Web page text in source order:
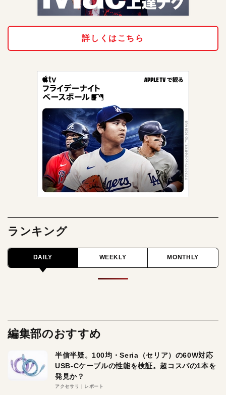
詳しくはこちら
ランキング
DAILY WEEKLY MONTHLY
編集部のおすすめ
半信半疑。100均・Seria（セリア）の60W対応
USB-Cケーブルの性能を検証。超コスパの1本を
発見か？
アクセサリ レポート